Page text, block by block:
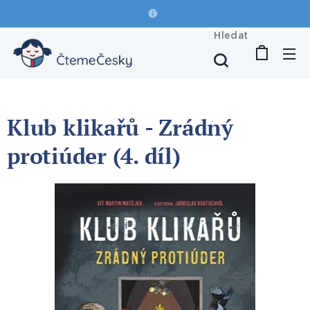
Hledat
Klub klikařů - Zrádný
protiúder (4. díl)